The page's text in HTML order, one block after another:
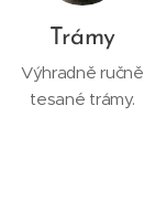
Trámy
Výhradně ručně
tesané trámy.